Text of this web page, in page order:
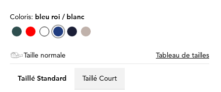
Coloris: bleu roi / blanc
Taille normale Tableau de tailles
Taillé Standard Taillé Court